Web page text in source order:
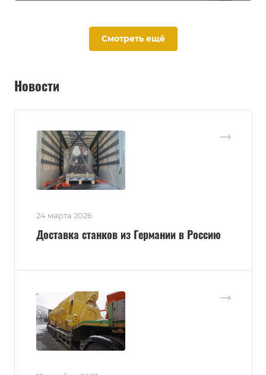
Смотреть ещё
Новости
24 марта 2026
Доставка станков из Германии в Россию